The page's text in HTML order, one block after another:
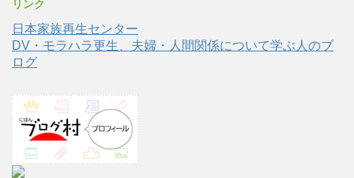
リンク
日本家族再生センター
DV・モラハラ更生、夫婦・人間関係について学ぶ人のブ
ログ